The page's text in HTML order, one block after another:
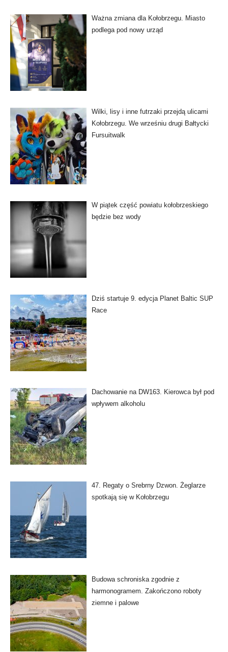
Ważna zmiana dla Kołobrzegu. Miasto
podlega pod nowy urząd
Wilki, lisy i inne futrzaki przejdą ulicami
Kołobrzegu. We wrześniu drugi Bałtycki
Fursuitwalk
W piątek część powiatu kołobrzeskiego
będzie bez wody
Dziś startuje 9. edycja Planet Baltic SUP
Race
Dachowanie na DW163. Kierowca był pod
wpływem alkoholu
47. Regaty o Srebrny Dzwon. Żeglarze
spotkają się w Kołobrzegu
Budowa schroniska zgodnie z
harmonogramem. Zakończono roboty
ziemne i palowe